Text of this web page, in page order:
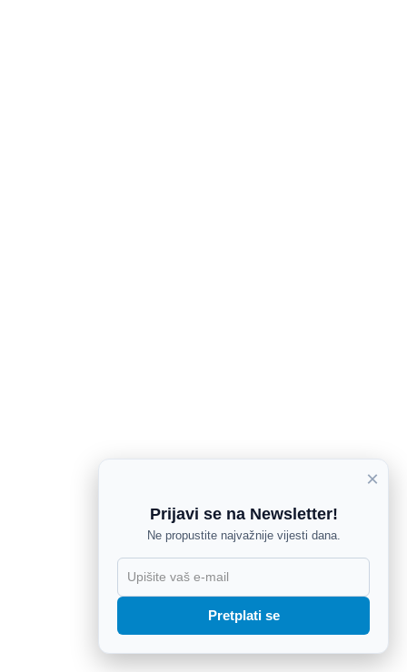
×
Prijavi se na Newsletter!
Ne propustite najvažnije vijesti dana.
Pretplati se